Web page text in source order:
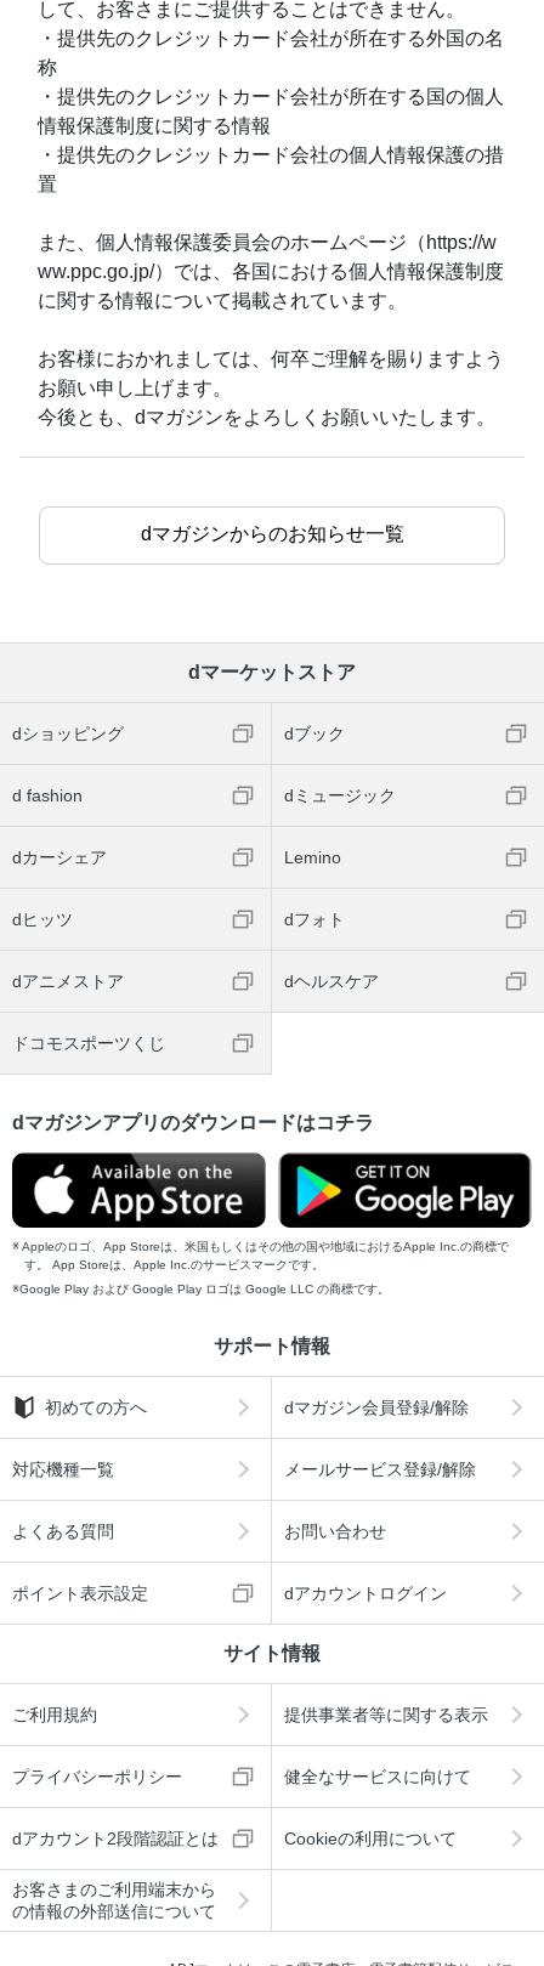
して、お客さまにご提供することはできません。
・提供先のクレジットカード会社が所在する外国の名
称
・提供先のクレジットカード会社が所在する国の個人
情報保護制度に関する情報
・提供先のクレジットカード会社の個人情報保護の措
置
また、個人情報保護委員会のホームページ（https://w
ww.ppc.go.jp/）では、各国における個人情報保護制度
に関する情報について掲載されています。
お客様におかれましては、何卒ご理解を賜りますよう
お願い申し上げます。
今後とも、dマガジンをよろしくお願いいたします。
dマガジンからのお知らせ一覧
dマーケットストア
dショッピング dブック
d fashion dミュージック
dカーシェア Lemino
dヒッツ dフォト
dアニメストア dヘルスケア
ドコモスポーツくじ
dマガジンアプリのダウンロードはコチラ
Appleのロゴ、App Storeは、米国もしくはその他の国や地域におけるApple Inc.の商標で
す。 App Storeは、Apple Inc.のサービスマークです。
Google Play および Google Play ロゴは Google LLC の商標です。
サポート情報
初めての方へ dマガジン会員登録/解除
対応機種一覧 メールサービス登録/解除
よくある質問 お問い合わせ
ポイント表示設定 dアカウントログイン
サイト情報
ご利用規約 提供事業者等に関する表示
プライバシーポリシー 健全なサービスに向けて
dアカウント2段階認証とは Cookieの利用について
お客さまのご利用端末から
の情報の外部送信について